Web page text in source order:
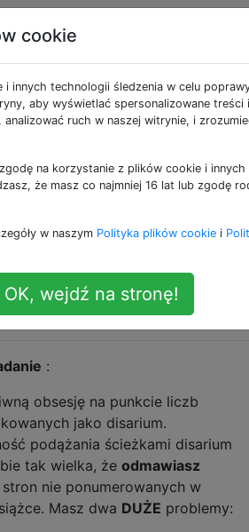
i Code
Disarium
Disarium
jest zdefiniowane jako liczba,
cyfr zasilanych ich odpowiednią
jest równa pierwotnej liczbie
:
obsesję na punkcie liczb
jako disarium.
podążania ścieżkami disarium
tak wielka, że odmawiasz
nie ponumerowanych w
Masz dwa DUŻE problemy:
cookie
i innych technologii śledzenia w celu
aby wyświetlać spersonalizowane treści i
analizować ruch w naszej witrynie, i
na korzystanie z plików cookie i
że masz co najmniej 16 lat lub zgodę
w naszym Polityka plików cookie i
OK, wejdź na stronę!